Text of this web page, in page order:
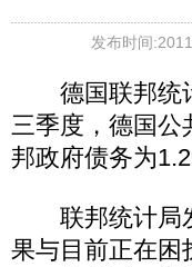
发布时间
德国联邦统计
三季度，德国公
邦政府债务为
联邦统计局发
果与目前正在困